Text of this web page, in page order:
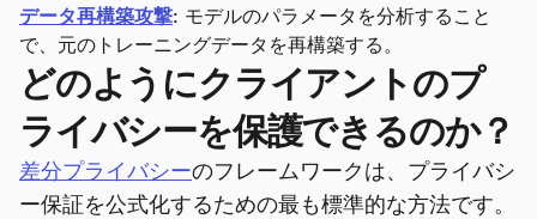
データ再構築攻撃: モデルのパラメータを分析すること
で、元のトレーニングデータを再構築する。
どのようにクライアントのプ
ライバシーを保護できるのか？
差分プライバシーのフレームワークは、プライバシ
ー保証を公式化するための最も標準的な方法です。